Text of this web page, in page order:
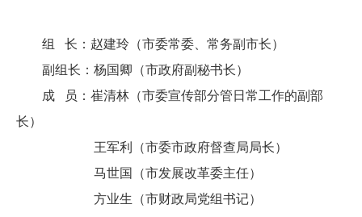
组 长：赵建玲（市委常委、常务副市长）
副组长：杨国卿（市政府副秘书长）
成 员：崔清林（市委宣传部分管日常工作的副部
长）
王军利（市委市政府督查局局长）
马世国（市发展改革委主任）
方业生（市财政局党组书记）